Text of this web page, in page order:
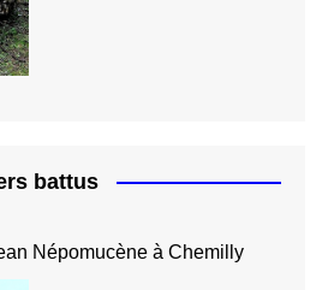
battus
Népomucène à Chemilly